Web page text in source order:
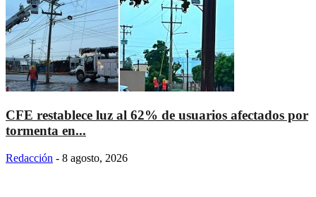
CFE restablece luz al 62% de usuarios afectados por
tormenta en...
Redacción - 8 agosto, 2026